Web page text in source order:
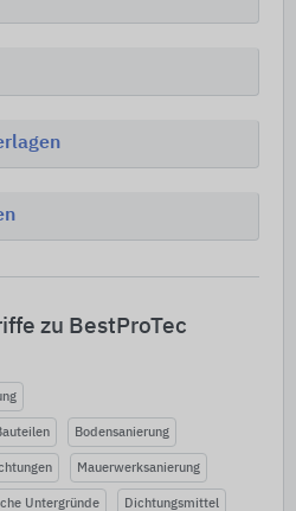
zu BestProTec
Bodensanierung
Mauerwerksanierung
Untergründe Dichtungsmittel